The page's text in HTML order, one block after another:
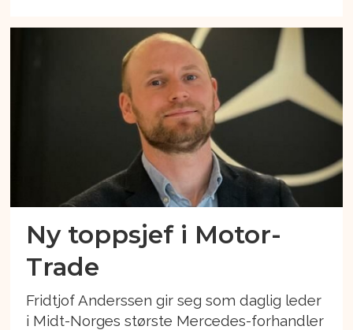
Ny toppsjef i Motor-
Trade
Fridtjof Anderssen gir seg som daglig leder
i Midt-Norges største Mercedes-forhandler